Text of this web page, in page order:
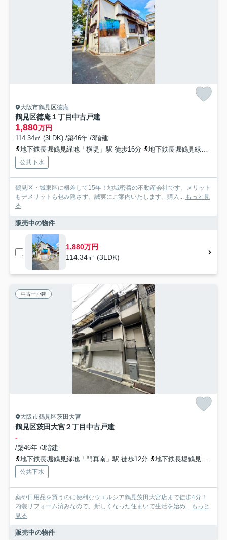
大阪市鶴見区徳庵
鶴見区徳庵１丁目中古戸建
1,880万円
114.34㎡ (3LDK) /築46年 /3階建
地下鉄長堀鶴見緑地「横堤」駅 徒歩16分
地下鉄長堀鶴見緑地「鶴見緑地」駅 徒歩18分
公共下水
鶴見区・城東区に根差して15年！地域密着の不動産会社です。メリット
もデメリットも包み隠さず、誠実にご案内いたします。購入... もっと見
る
販売中の物件
1,880万円
114.34㎡ (3LDK)
中古一戸建
大阪市鶴見区茨田大宮
鶴見区茨田大宮２丁目中古戸建
-
/築46年 /3階建
地下鉄長堀鶴見緑地「門真南」駅 徒歩12分
地下鉄長堀鶴見緑地「鶴見緑地」駅 徒歩25分
公共下水
薬や日用品を買うのに便利なウエルシア鶴見茨田大宮店まで徒歩4分！
内装リフォーム済みなので、新しくなった住まいで生活を始め... もっと
見る
販売中の物件